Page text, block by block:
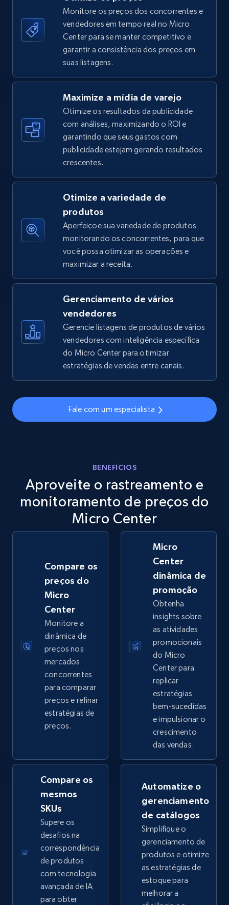
TikTok Shop - category
URL, Title, Available, Description, Currency, Initial
price, Final price, Discount percent, and more.
TikTok Shop - Collect TikTok shop products
by keywords search
URL, Title, Available, Description, Currency, Initial
price, Final price, Discount percent, and more.
TikTok Shop - discover records by shop url
price, Final price, Discount percent, and more.
668+
Amazon sellers info
URL, Product id, Title, Seller name, Seller rating,
Seller reviews, Breadcrumbs, Root category, and
more.
2.5K+ 359+ Comece agora
eBay - Gather data on products using
specified keywords
URL, Product id, Title, Seller name, Seller rating,
Seller reviews, Breadcrumbs, Root category, and
more.
2.5K+
eBay - Collect products from shops on eBay
URL, Product id, Title, Seller name, Seller rating,
Seller reviews, Breadcrumbs, Root category, and
2.5K+ 359+
eBay - Collect records by category
URL, Product id, Title, Seller name, Seller rating,
Seller reviews, Breadcrumbs, Root category, and
Comece agora
Monitore os preços dos concorrentes e
vendedores em tempo real no Micro
Center para se manter competitivo e
garantir a consistência dos preços em
suas listagens.
Maximize a mídia de varejo
Otimize os resultados da publicidade
com análises, maximizando o ROI e
garantindo que seus gastos com
publicidade estejam gerando resultados
crescentes.
Otimize a variedade de
produtos
Aperfeiçoe sua variedade de produtos
monitorando os concorrentes, para que
você possa otimizar as operações e
maximizar a receita.
Gerenciamento de vários
vendedores
Gerencie listagens de produtos de vários
vendedores com inteligência específica
do Micro Center para otimizar
estratégias de vendas entre canais.
Fale com um especialista
BENEFÍCIOS
Aproveite o rastreamento e
monitoramento de preços do
Micro Center
Compare os
preços do
Micro
Center
Monitore a
dinâmica de
preços nos
mercados
concorrentes
para comparar
preços e refinar
estratégias de
preços.
Micro
Center
dinâmica de
promoção
Obtenha
insights sobre
as atividades
promocionais
do Micro
Center para
replicar
estratégias
bem-sucedidas
e impulsionar o
crescimento
das vendas.
Compare os
mesmos
SKUs
Supere os
desafios na
correspondência
de produtos
com tecnologia
avançada de IA
para obter
Automatize o
gerenciamento
de catálogos
Simplifique o
gerenciamento de
produtos e otimize
as estratégias de
estoque para
melhorar a